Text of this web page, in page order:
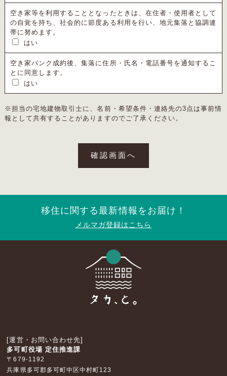
空き家等を利用することとなったときは、在住者・使用者として
の自覚を持ち、社会的に節度ある利用を行い、地元集落と協調連
帯に努めます。
はい
空き家バンク成約後、集落に住所・氏名・電話番号を通知するこ
とに同意します。
はい
※担当の宅地建物取引士に、名前・希望条件・連絡先の3点は事前情
報として共有することがありますのでご了承ください。
移住に関する最新情報をお届け！
メルマガ登録はこちら
[運営・お問い合わせ先]
多可町役場 定住推進課
〒679-1192
兵庫県多可郡多可町中区中村町123